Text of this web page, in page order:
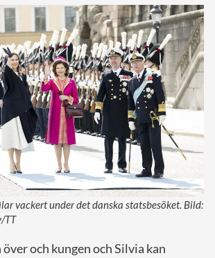
vackert under det danska statsbesöket. Bild:
TT
och kungen och Silvia kan